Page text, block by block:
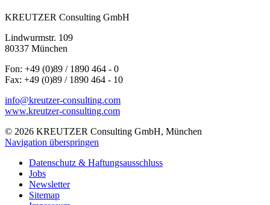
KREUTZER Consulting GmbH
Lindwurmstr. 109
80337 München
Fon: +49 (0)89 / 1890 464 - 0
Fax: +49 (0)89 / 1890 464 - 10
info@kreutzer-consulting.com
www.kreutzer-consulting.com
© 2026 KREUTZER Consulting GmbH, München
Navigation überspringen
Datenschutz & Haftungsausschluss
Jobs
Newsletter
Sitemap